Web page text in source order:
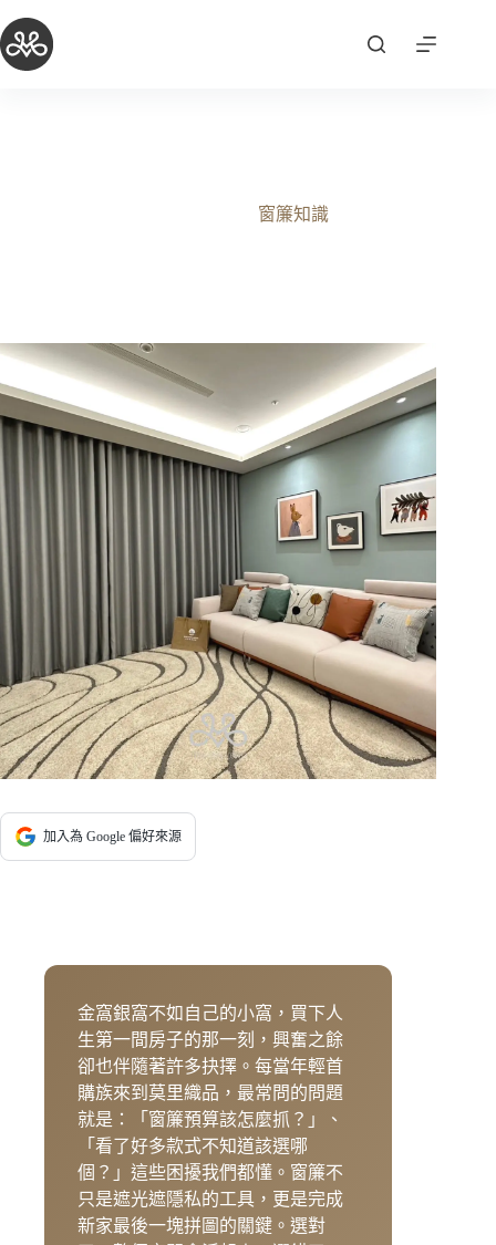
至
主
窗簾知識
加入為 Google 偏好來源
金窩銀窩不如自己的小窩，買下人
生第一間房子的那一刻，興奮之餘
卻也伴隨著許多抉擇。每當年輕首
購族來到莫里織品，最常問的問題
就是：「窗簾預算該怎麼抓？」、
「看了好多款式不知道該選哪
個？」這些困擾我們都懂。窗簾不
只是遮光遮隱私的工具，更是完成
新家最後一塊拼圖的關鍵。選對